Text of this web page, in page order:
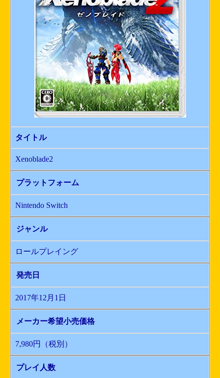
タイトル
Xenoblade2
プラットフォーム
Nintendo Switch
ジャンル
ロールプレイング
発売日
2017年12月1日
メーカー希望小売価格
7,980円（税別）
プレイ人数